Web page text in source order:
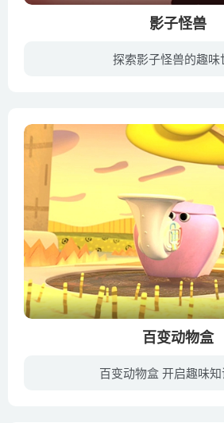
影子怪兽
探索影子怪兽的趣味
百变动物盒
百变动物盒 开启趣味